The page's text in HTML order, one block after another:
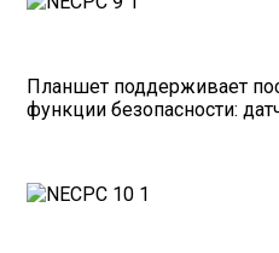
Планшет поддерживает
функции безопасности: